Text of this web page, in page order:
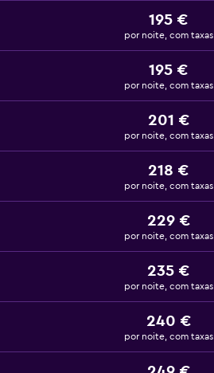
195 €
por noite, com taxas
195 €
por noite, com taxas
201 €
por noite, com taxas
218 €
por noite, com taxas
229 €
por noite, com taxas
235 €
por noite, com taxas
240 €
por noite, com taxas